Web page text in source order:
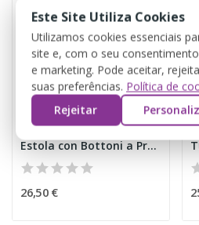
Estola con Bottoni a Pressione Beige
26,50 €
Este Site Utiliza Cookies
Utilizamos cookies essenciais
site e, com o seu
e marketing. Pode aceitar,
suas preferências. Política de
Rejeitar